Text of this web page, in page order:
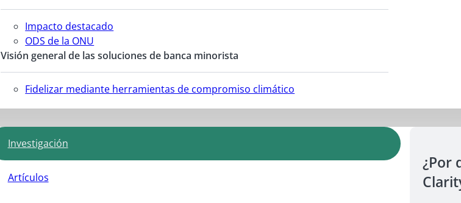
Impacto destacado
ODS de la ONU
Visión general de las soluciones de banca minorista
Fidelizar mediante herramientas de compromiso climático
Investigación
Artículos
¿Por